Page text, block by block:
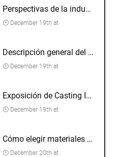
Perspectivas de la industria de la máquina herramienta de CNC
December 19th at
Descripción general del desarrollo de la industria del casting de dias
December 19th at
Exposición de Casting Internacional de Shanghai Die
December 19th at
Cómo elegir materiales para piezas de mecanizado CNC
December 20th at